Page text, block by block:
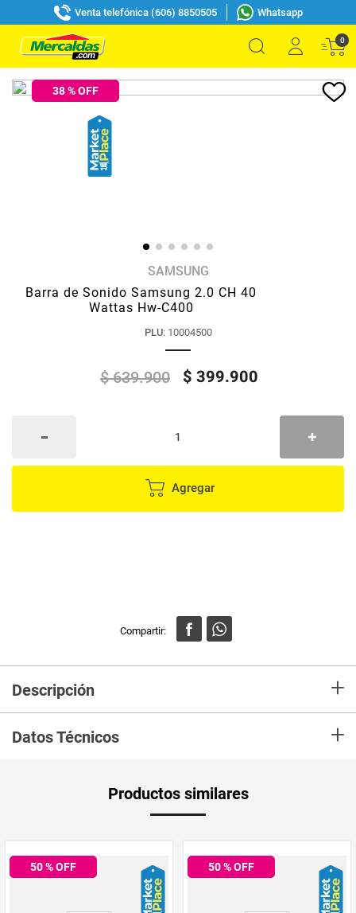
Venta telefónica (606) 8850505 Whatsapp
0
38% OFF
SAMSUNG
Barra de Sonido Samsung 2.0 CH 40
Wattas Hw-C400
PLU: 10004500
$ 639.900 $ 399.900
Agregar
Descripción +
Integrado: Para profundizar y escuchar todo en 1 Conexión Bluetooth:
conecta tus dispositivos sin cables DTS Virtual: mejora tu experiencia de
Datos Técnicos +
Aplica Compra
y Recoge en
Solo aplica domicilio
Productos similares
50% OFF 50% OFF